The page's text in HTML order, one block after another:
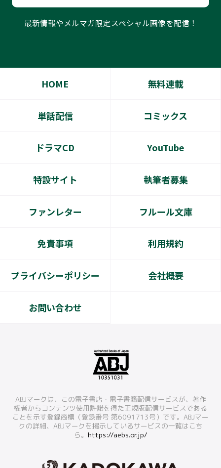
最新情報やメルマガ限定スペシャル画像を配信！
HOME 無料連載
単話配信 コミックス
ドラマCD YouTube
特設サイト 執筆者募集
ファンレター フルール文庫
免責事項 利用規約
プライバシーポリシー 会社概要
お問い合わせ
ABJマークは、この電子書店・電子書籍配信サービスが、著作
権者からコンテンツ使用許諾を得た正規版配信サービスである
ことを示す登録商標（登録番号 第6091713号）です。ABJマー
クの詳細、ABJマークを掲示しているサービスの一覧はこち
ら。 https://aebs.or.jp/